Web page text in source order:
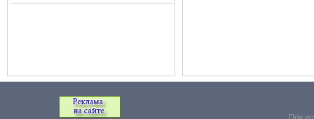
При